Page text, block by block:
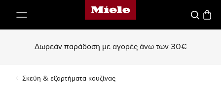
Αρχική σελίδα της Miele
Δωρεάν παράδοση με αγορές άνω των 30€
Σκεύη & εξαρτήματα κουζίνας